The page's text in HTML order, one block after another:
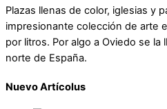
Plazas llenas de color, iglesias y
impresionante colección de arte
por litros. Por algo a Oviedo se la
norte de España.
Nuevo Artícolus